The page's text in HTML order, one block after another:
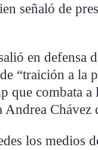
señaló de
en defensa
“traición a la
que combata a
Chávez
los medios